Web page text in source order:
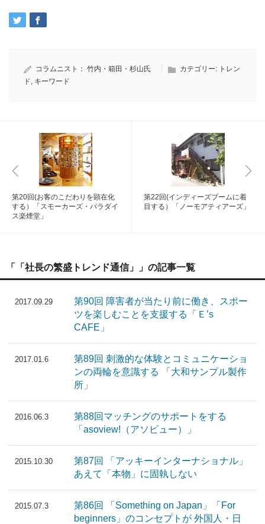
コラムニスト： 竹内・箱田・杉山氏 カテゴリー: トレン
ド, キーワード
第20回(お客のこだわりを顕在化
する）「スモーカーズ・パラダイ
ス楽煙堂」
第22回(インディーズブームに着
目する）「ノーモアティアーズ」
「「社長の繁盛トレンド通信」」の記事一覧
2017.09.29
第90回 障害者が当たり前に働き、スポー
ツを楽しむことを支援する「Ｅ’s
CAFE」
2017.01.6
第89回 刺激的な体験とコミュニケーショ
ンの両輪を意識する 「大和サンプル製作
所」
2016.06.3
第88回マッチングのサポートをする
「asoview!（アソビュー）」
2015.10.30
第87回 「アッキーインターナショナル」
あえて「本物」に固執しない
2015.07.3
第86回 「Something on Japan」「For
beginners」のコンセプトが 外国人・日